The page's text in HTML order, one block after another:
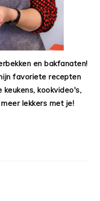
en bakfanaten!
favoriete recepten
kookvideo's,
lekkers met je!